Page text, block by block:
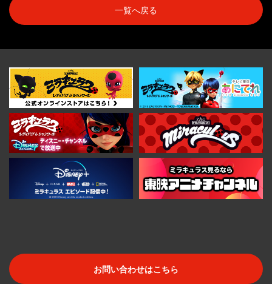
一覧へ戻る
お問い合わせはこちら